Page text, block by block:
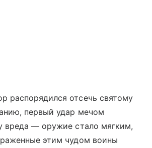
распорядился отсечь святому
первый удар мечом
вреда — оружие стало мягким,
этим чудом воины